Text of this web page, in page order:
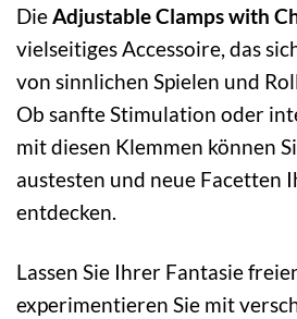
DieAdjustable Clamps with
vielseitiges Accessoire, das
von sinnlichen Spielen und
Ob sanfte Stimulation oder
mit diesen Klemmen können
austesten und neue Facetten
entdecken.
Lassen Sie Ihrer Fantasie
experimentieren Sie mit